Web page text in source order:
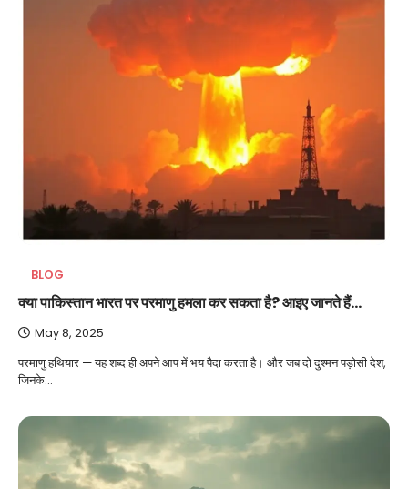
BLOG
क्या पाकिस्तान भारत पर परमाणु हमला कर सकता है? आइए जानते हैं…
May 8, 2025
परमाणु हथियार — यह शब्द ही अपने आप में भय पैदा करता है। और जब दो दुश्मन पड़ोसी देश,
जिनके…